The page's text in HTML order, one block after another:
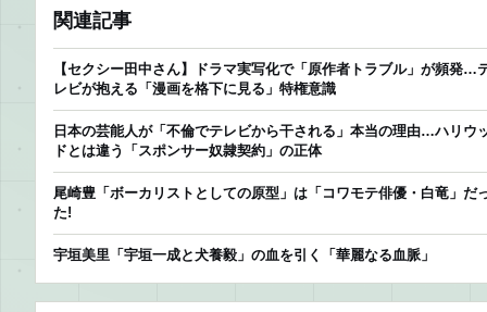
関連記事
【セクシー田中さん】ドラマ実写化で「原作者トラブル」が頻発…
レビが抱える「漫画を格下に見る」特権意識
日本の芸能人が「不倫でテレビから干される」本当の理由…ハリウ
ドとは違う「スポンサー奴隷契約」の正体
尾崎豊「ボーカリストとしての原型」は「コワモテ俳優・白竜」だ
た!
宇垣美里「宇垣一成と犬養毅」の血を引く「華麗なる血脈」